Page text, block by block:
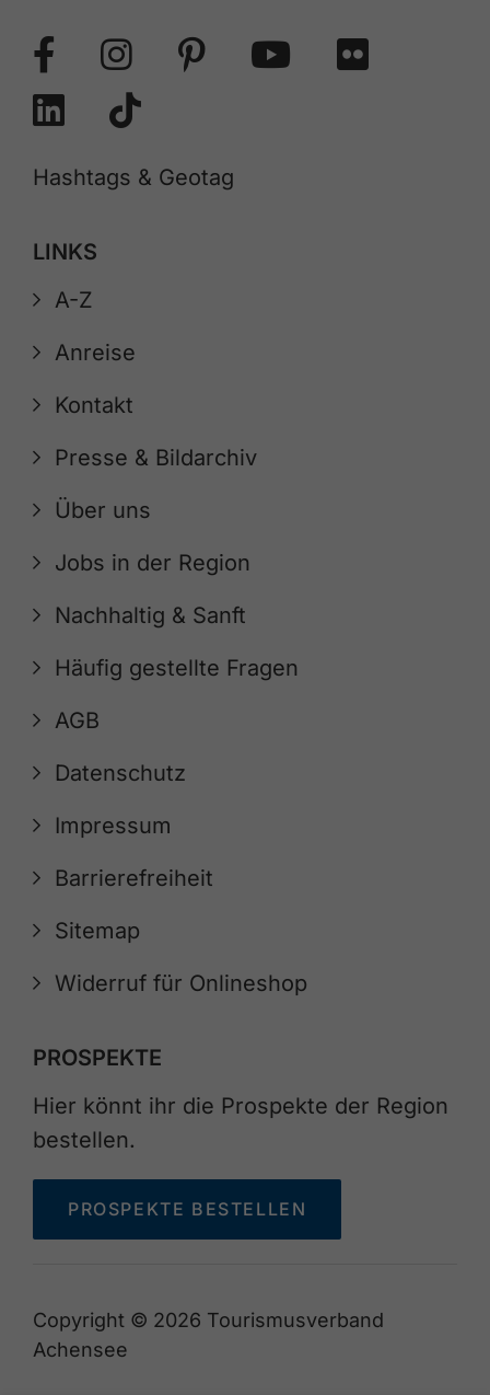
Hashtags & Geotag
LINKS
A-Z
Anreise
Kontakt
Presse & Bildarchiv
Über uns
Jobs in der Region
Nachhaltig & Sanft
Häufig gestellte Fragen
AGB
Datenschutz
Impressum
Barrierefreiheit
Sitemap
Widerruf für Onlineshop
PROSPEKTE
Hier könnt ihr die Prospekte der Region
bestellen.
PROSPEKTE BESTELLEN
Copyright © 2026 Tourismusverband
Achensee